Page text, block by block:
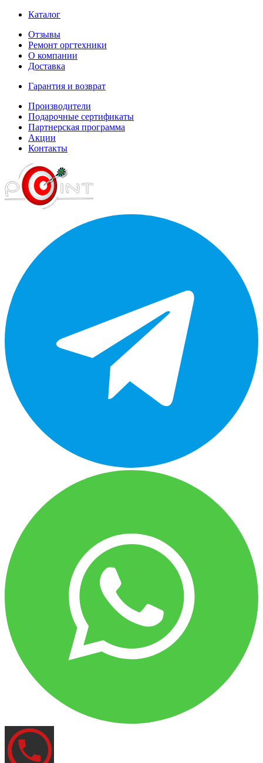
Каталог
Отзывы
Ремонт оргтехники
О компании
Доставка
Гарантия и возврат
Производители
Подарочные сертификаты
Партнерская программа
Акции
Контакты